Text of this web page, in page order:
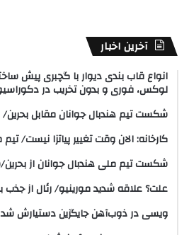
آخرین اخبار
انواع قاب بندی دیوار با گچبری پیش
لوکس، فوری و بدون تخریب در
شکست تیم هندبال جوانان مقابل
کارخانه: الان وقت تغییر پیاتزا نیست/
شکست تیم ملی هندبال جوانان از
علت؟ علاقه شدید مورینیو/ رئال از
ویسی در ذوب‌آهن جایگزین دستیارش شد